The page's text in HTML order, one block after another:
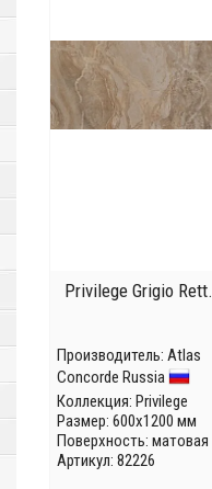
Privilege Grigio Rett.
Производитель: Atlas
Concorde Russia
Коллекция: Privilege
Размер: 600x1200 мм
Поверхность: матовая
Артикул: 82226